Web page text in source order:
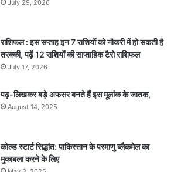
July 29, 2026
राशिफल : इस सप्ताह इन 7 राशियों को नौकरी में हो सकती है
तरक्की, पढ़ें 12 राशियों की साप्ताहिक टैरो राशिफल
July 17, 2026
पढ़-लिखकर बड़े अफसर बनते हैं इस मूलांक के जातक,
August 14, 2025
कोल्ड स्टार्ट सिद्धांत: पाकिस्तान के परमाणु ब्लैकमेल का
मुकाबला करने के लिए